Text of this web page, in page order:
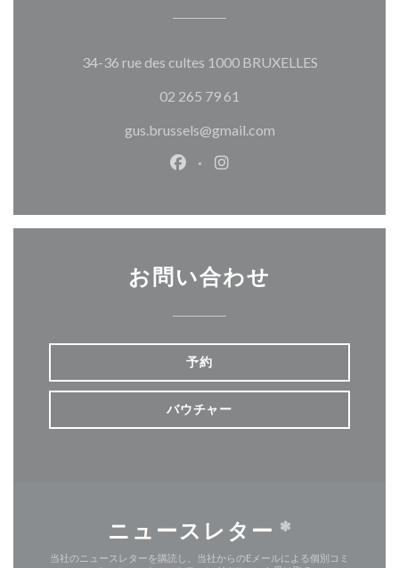
34-36 rue des cultes 1000 BRUXELLES((新しいウ
02 265 79 61
gus.brussels@gmail.com
Facebook ((新しいウィンドウ
Instagram ((新しいウィ
お問い合わせ
予約
バウチャー
ニュースレター *
当社のニュースレターを購読し、当社からのEメールによる個別コミ